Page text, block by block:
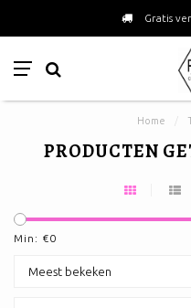
Gratis
Home
PRODUCTEN
Min: €0